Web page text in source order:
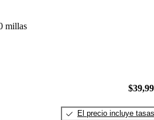
millas
El precio incluye tasas